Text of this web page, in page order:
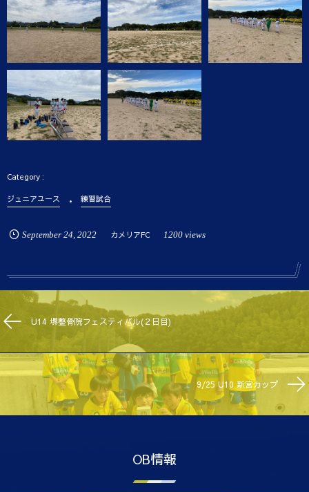
ジュニアユース 練習試合
September 24, 2022 カメリアFC 1200 views
U14 堺整骨院フェスティバル(２日目)
9/25 U10 新宮カップ
OB情報